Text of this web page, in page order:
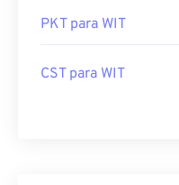
PKT para WIT
CST para WIT